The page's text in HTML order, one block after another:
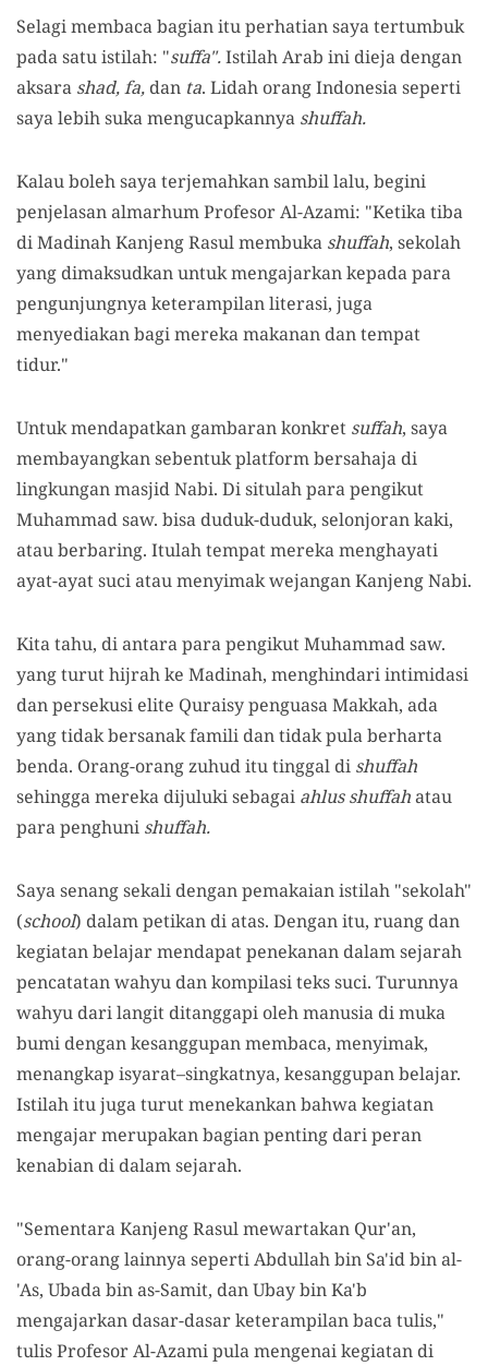
Selagi membaca bagian itu perhatian saya tertumbuk
pada satu istilah: "suffa".Istilah Arab ini dieja dengan
aksara shad, fa, dan ta. Lidah orang Indonesia seperti
saya lebih suka mengucapkannya shuffah.
Kalau boleh saya terjemahkan sambil lalu, begini
penjelasan almarhum Profesor Al-Azami: "Ketika tiba
di Madinah Kanjeng Rasul membuka shuffah, sekolah
yang dimaksudkan untuk mengajarkan kepada para
pengunjungnya keterampilan literasi, juga
menyediakan bagi mereka makanan dan tempat
tidur."
Untuk mendapatkan gambaran konkret suffah, saya
membayangkan sebentuk platform bersahaja di
lingkungan masjid Nabi. Di situlah para pengikut
Muhammad saw. bisa duduk-duduk, selonjoran kaki,
atau berbaring. Itulah tempat mereka menghayati
ayat-ayat suci atau menyimak wejangan Kanjeng Nabi.
Kita tahu, di antara para pengikut Muhammad saw.
yang turut hijrah ke Madinah, menghindari intimidasi
dan persekusi elite Quraisy penguasa Makkah, ada
yang tidak bersanak famili dan tidak pula berharta
benda. Orang-orang zuhud itu tinggal di shuffah
sehingga mereka dijuluki sebagai ahlus shuffahatau
para penghuni shuffah.
Saya senang sekali dengan pemakaian istilah "sekolah"
(school) dalam petikan di atas. Dengan itu, ruang dan
kegiatan belajar mendapat penekanan dalam sejarah
pencatatan wahyu dan kompilasi teks suci. Turunnya
wahyu dari langit ditanggapi oleh manusia di muka
bumi dengan kesanggupan membaca, menyimak,
menangkap isyarat–singkatnya, kesanggupan belajar.
Istilah itu juga turut menekankan bahwa kegiatan
mengajar merupakan bagian penting dari peran
kenabian di dalam sejarah.
"Sementara Kanjeng Rasul mewartakan Qur'an,
orang-orang lainnya seperti Abdullah bin Sa'id bin al-
'As, Ubada bin as-Samit, dan Ubay bin Ka'b
mengajarkan dasar-dasar keterampilan baca tulis,"
tulis Profesor Al-Azami pula mengenai kegiatan di